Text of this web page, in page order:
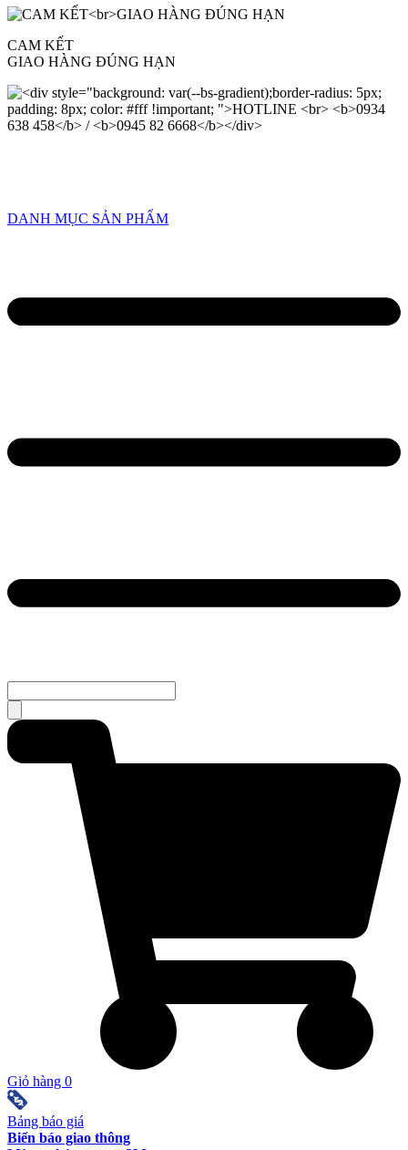
CAM KẾT
GIAO HÀNG ĐÚNG HẠN
DANH MỤC SẢN PHẨM
Giỏ hàng 0
Bảng báo giá
Biển báo giao thông